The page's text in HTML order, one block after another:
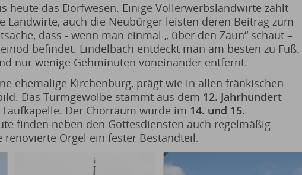
heute das Dorfwesen. Einige Vollerwerbslandwirte zählt
Landwirte, auch die Neubürger leisten deren Beitrag zum
dass - wenn man einmal „ über den Zaun“ schaut –
befindet. Lindelbach entdeckt man am besten zu Fuß.
nur wenige Gehminuten voneinander entfernt.
ehemalige Kirchenburg, prägt wie in allen fränkischen
Das Turmgewölbe stammt aus dem 12. Jahrhundert
Der Chorraum wurde im 14. und 15.
finden neben den Gottesdiensten auch regelmäßig
renovierte Orgel ein fester Bestandteil.